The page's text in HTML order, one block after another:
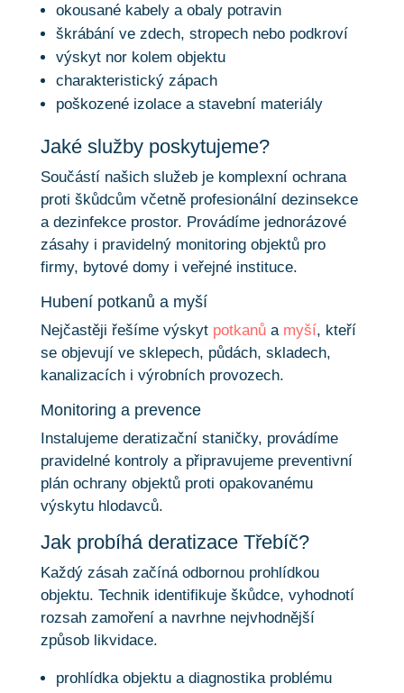
okousané kabely a obaly potravin
škrábání ve zdech, stropech nebo podkroví
výskyt nor kolem objektu
charakteristický zápach
poškozené izolace a stavební materiály
Jaké služby poskytujeme?
Součástí našich služeb je komplexní ochrana
proti škůdcům včetně profesionální dezinsekce
a dezinfekce prostor. Provádíme jednorázové
zásahy i pravidelný monitoring objektů pro
firmy, bytové domy i veřejné instituce.
Hubení potkanů a myší
Nejčastěji řešíme výskyt potkanůa myší, kteří
se objevují ve sklepech, půdách, skladech,
kanalizacích i výrobních provozech.
Monitoring a prevence
Instalujeme deratizační staničky, provádíme
pravidelné kontroly a připravujeme preventivní
plán ochrany objektů proti opakovanému
výskytu hlodavců.
Jak probíhá deratizace Třebíč?
Každý zásah začíná odbornou prohlídkou
objektu. Technik identifikuje škůdce, vyhodnotí
rozsah zamoření a navrhne nejvhodnější
způsob likvidace.
prohlídka objektu a diagnostika problému